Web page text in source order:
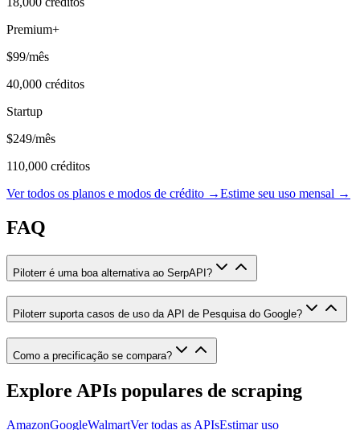
Premium+
$99/mês
40,000 créditos
Startup
$249/mês
110,000 créditos
Ver todos os planos e modos de crédito →Estime seu uso mensal →
FAQ
Piloterr é uma boa alternativa ao SerpAPI?
Piloterr suporta casos de uso da API de Pesquisa do Google?
Como a precificação se compara?
Explore APIs populares de scraping
AmazonGoogleWalmartVer todas as APIsEstimar uso